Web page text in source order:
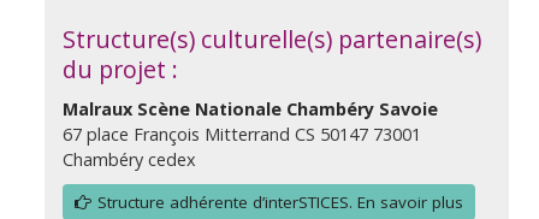
Structure(s) culturelle(s) partenaire(s)
du projet :
Malraux Scène Nationale Chambéry Savoie
67 place François Mitterrand CS 50147 73001
Chambéry cedex
Structure adhérente d’interSTICES. En savoir plus